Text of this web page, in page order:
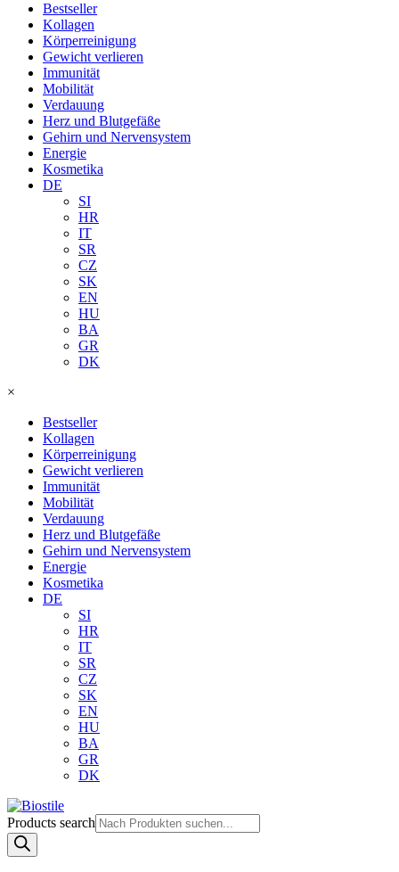
Bestseller
Kollagen
Körperreinigung
Gewicht verlieren
Immunität
Mobilität
Verdauung
Herz und Blutgefäße
Gehirn und Nervensystem
Energie
Kosmetika
DE
SI
HR
IT
SR
CZ
SK
EN
HU
BA
GR
DK
×
Bestseller
Kollagen
Körperreinigung
Gewicht verlieren
Immunität
Mobilität
Verdauung
Herz und Blutgefäße
Gehirn und Nervensystem
Energie
Kosmetika
DE
SI
HR
IT
SR
CZ
SK
EN
HU
BA
GR
DK
Products search